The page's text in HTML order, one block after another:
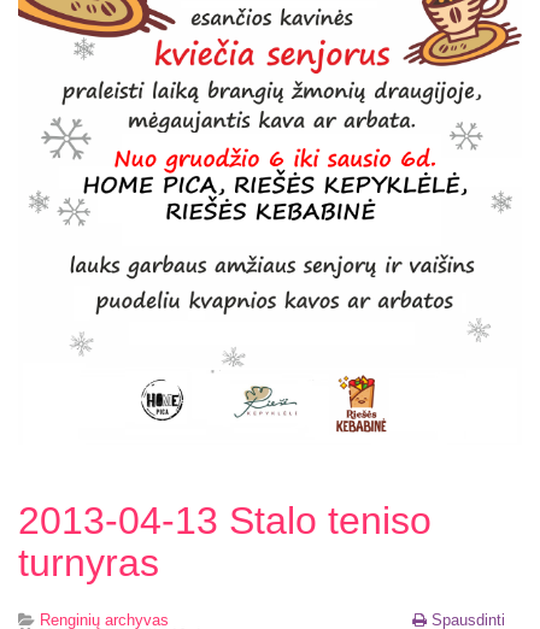
2013-04-13 Stalo teniso
turnyras
Spausdinti
Renginių archyvas